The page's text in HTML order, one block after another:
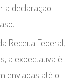
a declaração
Receita Federal,
a expectativa é
enviadas até o